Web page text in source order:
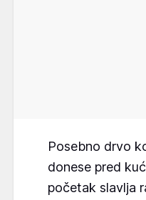
Posebno drvo
donese pred
početak slavlja